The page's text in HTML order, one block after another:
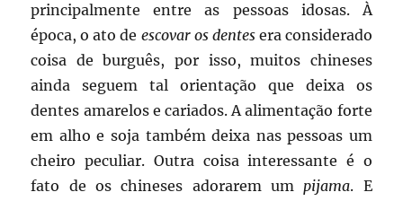
principalmente entre as pessoas idosas. À
época, o ato de escovar os dentesera considerado
coisa de burguês, por isso, muitos chineses
ainda seguem tal orientação que deixa os
dentes amarelos e cariados. A alimentação forte
em alho e soja também deixa nas pessoas um
cheiro peculiar. Outra coisa interessante é o
fato de os chineses adorarem umpijama. E